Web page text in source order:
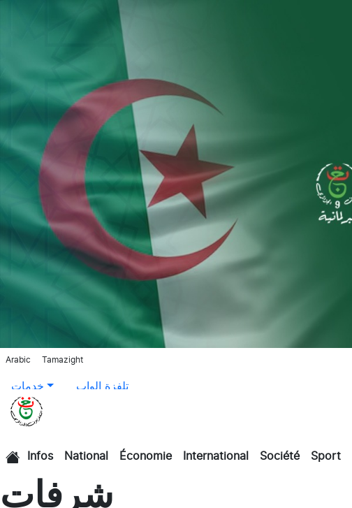
Aller au contenu principal
Arabic Tamazight
خدمات تلفزة الواب
الرئيسية
Infos National Économie International Société Sport
شرفات